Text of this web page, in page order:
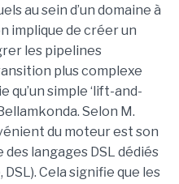
au sein d’un domaine à
implique de créer un
les pipelines
plus complexe
qu’un simple ‘lift-and-
Selon M.
du moteur est son
langages DSL dédiés
Cela signifie que les